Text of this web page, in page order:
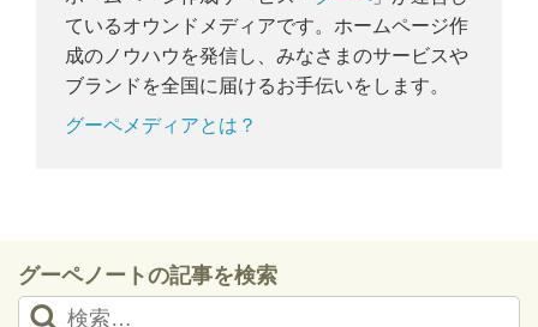
ているオウンドメディアです。ホームページ作
成のノウハウを発信し、みなさまのサービスや
ブランドを全国に届けるお手伝いをします。
グーペメディアとは？
グーペノートの記事を検索